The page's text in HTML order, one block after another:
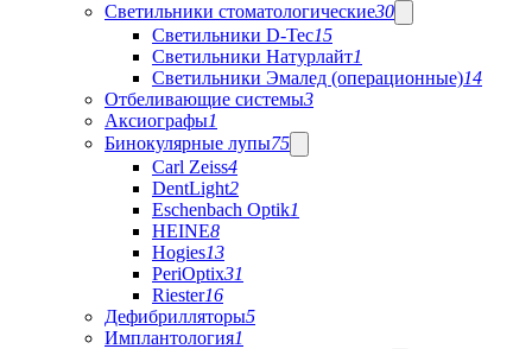
Светильники стоматологические30
Светильники D-Tec15
Светильники Натурлайт1
Светильники Эмалед (операционные)14
Отбеливающие системы3
Аксиографы1
Бинокулярные лупы75
Carl Zeiss4
DentLight2
Eschenbach Optik1
HEINE8
Hogies13
PeriOptix31
Riester16
Дефибрилляторы5
Имплантология1